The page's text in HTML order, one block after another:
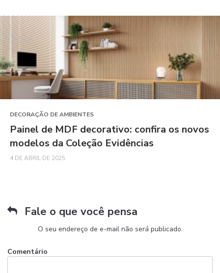
DECORAÇÃO DE AMBIENTES
Painel de MDF decorativo: confira os novos
modelos da Coleção Evidências
4 DE ABRIL DE 2025
Fale o que você pensa
O seu endereço de e-mail não será publicado.
Comentário